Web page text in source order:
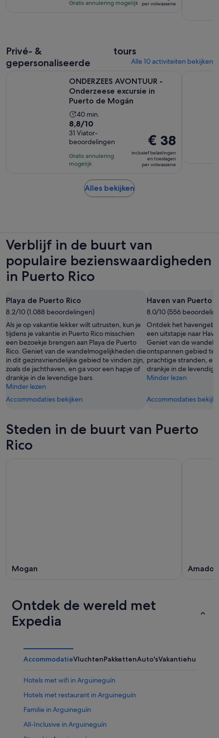
uur
Gratis annulering mogelijk per volwassene
Privé- &
gepersonaliseerde
tours
Alle 10 activiteiten bekijken
ONDERZEES AVONTUUR -
Onderzeese excursie in
Puerto de Mogán
De
activiteit
duurt
40
minuten
40 min.
8.8
van
10
met
31
8,8/10
31 Viator-
beoordelingen
Gratis annulering
mogelijk
De
prijs
is
€ 38
€ 38
inclusief belastingen
en toeslagen
per volwassene
Alles bekijkenOpent
Verblijf in de buurt van
populaire bezienswaardigheden
in Puerto Rico
Playa de Puerto Rico
8.2/10 (1.088 beoordelingen)
Als je op vakantie lekker wilt uitrusten, kun je
tijdens je vakantie in Puerto Rico misschien
een bezoekje brengen aan Playa de Puerto
Rico. Geniet van de wandelmogelijkheden die
in dit gezinsvriendelijke gebied te vinden zijn,
zoals de jachthaven, en ga voor een hapje of
drankje in de levendige bars.
Minder lezen
Accommodaties bekijken
Haven van Puerto
8.0/10 (556
Ontdek het
een uitstapje naar
Geniet van de
ontspannen gebied te
prachtige stranden, en
drankje in de
Minder lezen
Accommodaties
Steden in de buurt van Puerto
Rico
Mogan
Ontdek de wereld met
Expedia
AccommodatieVluchtenPakkettenAuto'sVakantiehuizen
Hotels met wifi in Arguineguín
Hotels met restaurant in Arguineguín
Familie in Arguineguín
All-Inclusive in Arguineguín